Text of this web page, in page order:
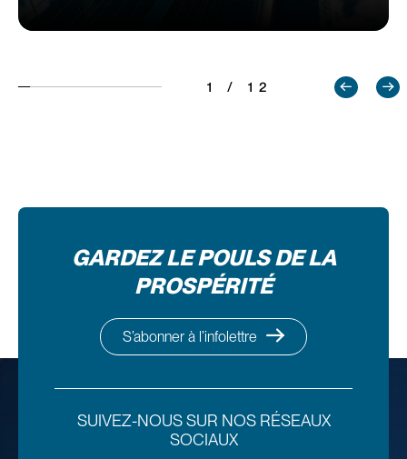
1 / 12
GARDEZ LE POULS DE LA
PROSPÉRITÉ
S’abonner à l’infolettre
SUIVEZ-NOUS SUR NOS RÉSEAUX
SOCIAUX